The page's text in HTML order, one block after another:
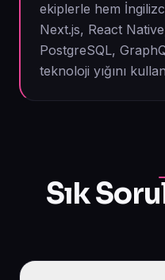
ekiplerle hem
Next.js, React
PostgreSQL,
teknoloji yığını
Sık